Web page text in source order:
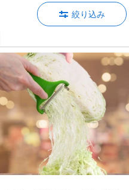
絞り込み